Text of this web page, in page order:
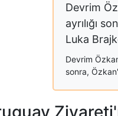
Devrim
ayrılığı
Luka
Devrim
sonra,